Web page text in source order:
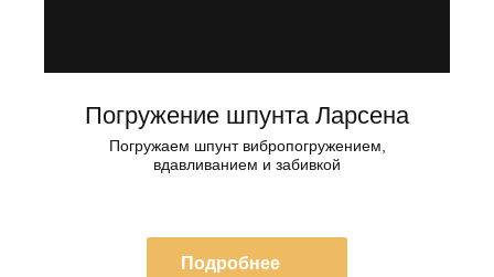
Погружение шпунта Ларсена
Погружаем шпунт вибропогружением,
вдавливанием и забивкой
Подробнее